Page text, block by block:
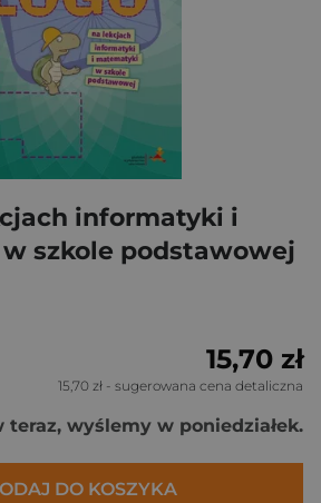
informatyki i
szkole podstawowej
15,70 zł
15,70 zł - sugerowana cena detaliczna
teraz, wyślemy w poniedziałek.
DO KOSZYKA